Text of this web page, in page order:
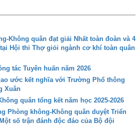
Không quân đạt giải Nhất toàn đoàn và 4
Hội thi Thợ giỏi ngành cơ khí toàn quân
tác Tuyên huấn năm 2026
ước kết nghĩa với Trường Phổ thông
Xuân
quân tổng kết năm học 2025-2026
Phòng không-Không quân duyệt Triển
số trận đánh độc đáo của Bộ đội